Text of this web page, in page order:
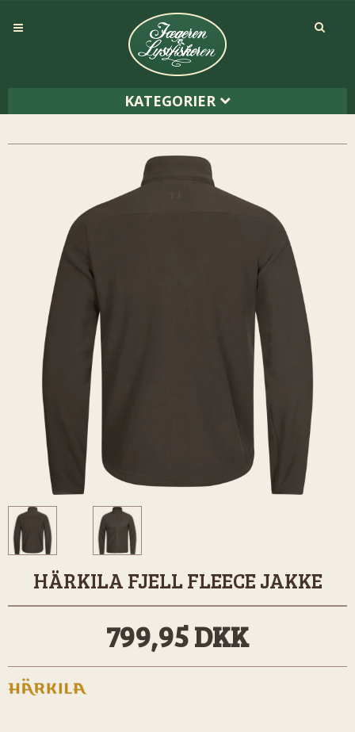
KATEGORIER
HÄRKILA FJELL FLEECE JAKKE
799,95 DKK